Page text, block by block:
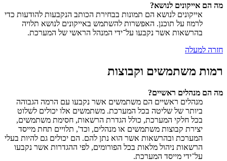
מה הם אייקונים לנושא?
אייקונים לנושא הם תמונות בבחירת הכותב הנקבעות להודעות כדי
לרמוז על תוכנן. האפשרות להשתמש באייקונים לנושא תלויה
בהרשאות אשר נקבעו על־ידי המנהל הראשי של המערכת.
חזרה למעלה
רמות משתמשים וקבוצות
מה הם מנהלים ראשיים?
מנהלים ראשיים הם משתמשים אשר נקבעו עם הרמה הגבוהה
ביותר של שליטה בכל המערכת. משתמשים אלו יכולים לשלוט
בכל חלקי המערכת, כולל הגדרת הרשאות, חסימת משתמשים,
יצירת קבוצות משתמשים או מנהלים, וכד', תלויים תחת מייסד
המערכת ובהרשאות אשר הוא נתן להם. הם יכולים גם להיות בעלי
הרשאות ניהול מלאות בכל הפורומים, לפי ההגדרות אשר נקבעו
על־ידי מייסד המערכת.